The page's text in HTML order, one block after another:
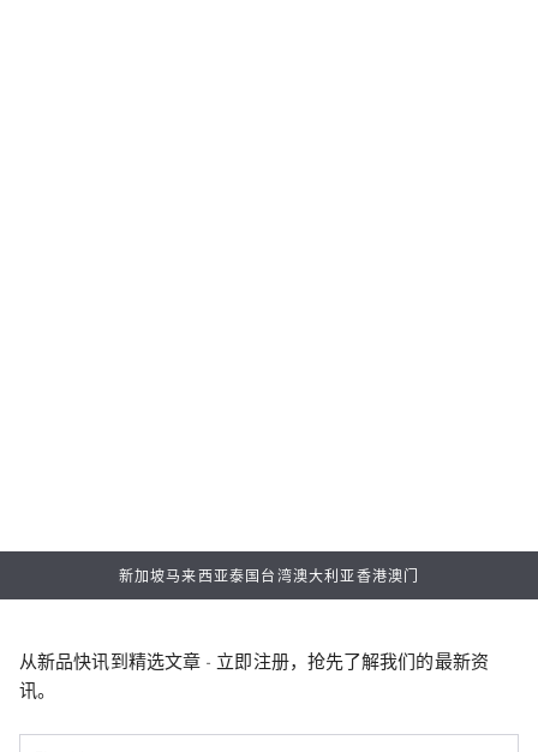
新加坡马来西亚泰国台湾澳大利亚香港澳门
从新品快讯到精选文章 - 立即注册，抢先了解我们的最新资
讯。